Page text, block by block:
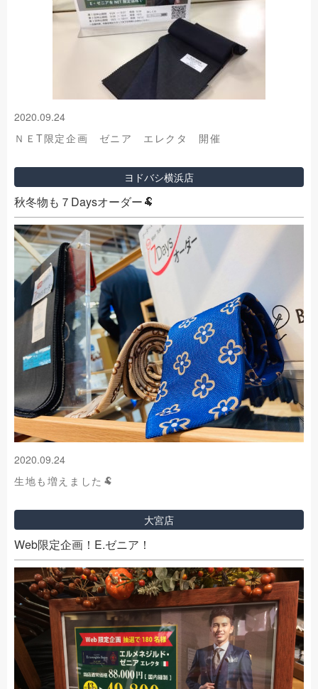
2020.09.24
ＮＥT限定企画 ゼニア エレクタ 開催
ヨドバシ横浜店
秋冬物も７Daysオーダー🐏
2020.09.24
生地も増えました🐏
大宮店
Web限定企画！E.ゼニア！